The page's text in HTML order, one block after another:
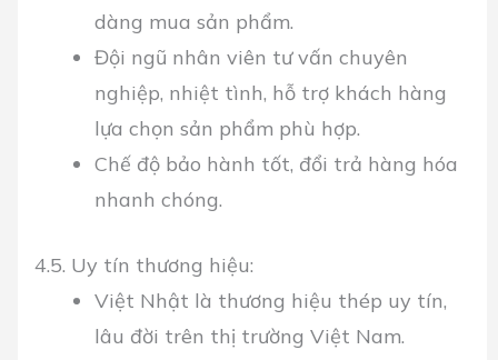
dàng mua sản phẩm.
Đội ngũ nhân viên tư vấn chuyên
nghiệp, nhiệt tình, hỗ trợ khách hàng
lựa chọn sản phẩm phù hợp.
Chế độ bảo hành tốt, đổi trả hàng hóa
nhanh chóng.
4.5. Uy tín thương hiệu:
Việt Nhật là thương hiệu thép uy tín,
lâu đời trên thị trường Việt Nam.